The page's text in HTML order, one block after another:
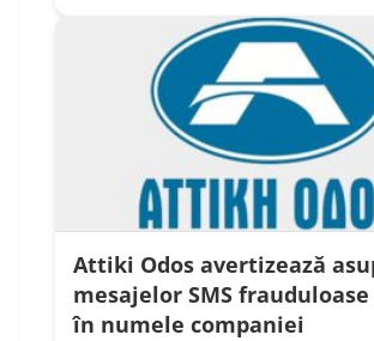
Attiki Odos avertizează
mesajelor SMS
în numele companiei